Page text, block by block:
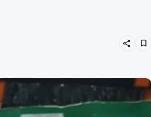
share bookmark